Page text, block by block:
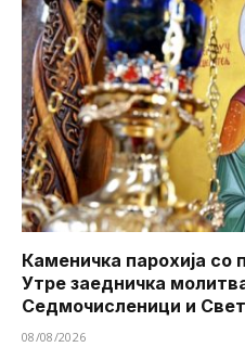
Каменичка парохија со
Утре заедничка
Седмочисленици и
08/08/2026